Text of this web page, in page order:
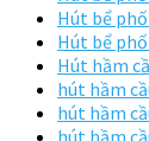
Hút bể
Hút bể
Hút hầm
hút hầm
hút hầm
hút hầm